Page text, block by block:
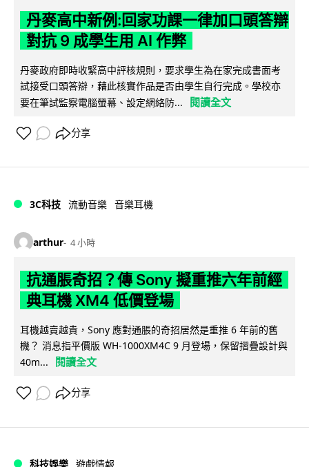
丹麥高中新例:回家功課一律加口頭答辯
對抗 9 成學生用 AI 作弊
丹麥政府即時收緊高中評核規則，要求學生為在家完成書面考
試接受口頭答辯，藉此核實作品是否由學生自行完成。學校亦
要在筆試監察電腦螢幕、設定網絡防...
閱讀全文
分享
3C科技 流動音樂 音樂耳機
arthur 4 小時
抗通脹奇招？傳 Sony 擬重推六年前經
典耳機 XM4 低價登場
耳機越賣越貴，Sony 應對通脹的奇招居然是重推 6 年前的舊
機？ 消息指平價版 WH-1000XM4C 9 月登場，保留摺疊設計與
40m...
閱讀全文
分享
科技娛樂 遊戲情報